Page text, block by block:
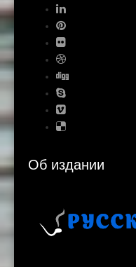
Об издании